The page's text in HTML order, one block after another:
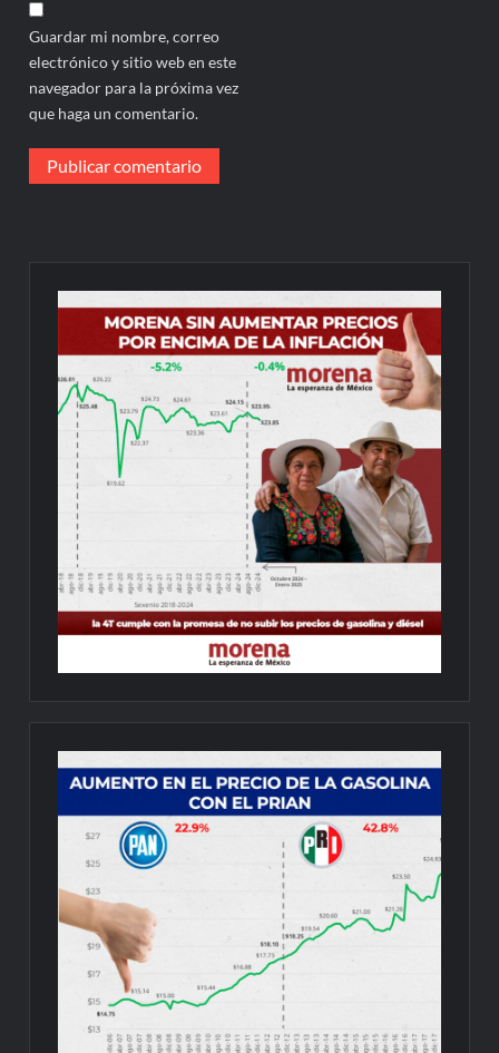
Guardar mi nombre, correo
electrónico y sitio web en este
navegador para la próxima vez
que haga un comentario.